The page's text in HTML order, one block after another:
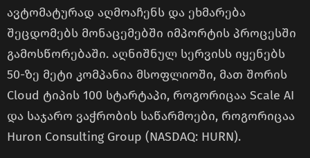
ავტომატურად აღმოაჩენს და ეხმარება
შეცდომებს მონაცემებში იმპორტის პროცესში
გამოსწორებაში. აღნიშნულ სერვისს იყენებს
50-ზე მეტი კომპანია მსოფლიოში, მათ შორის
Cloud ტიპის 100 სტარტაპი, როგორიცაა Scale AI
და საჯარო ვაჭრობის საწარმოები, როგორიცაა
Huron Consulting Group (NASDAQ: HURN).